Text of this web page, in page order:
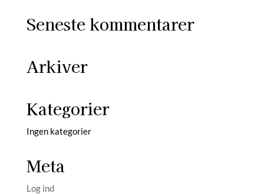
Seneste kommentarer
Arkiver
Kategorier
Ingen kategorier
Meta
Log ind